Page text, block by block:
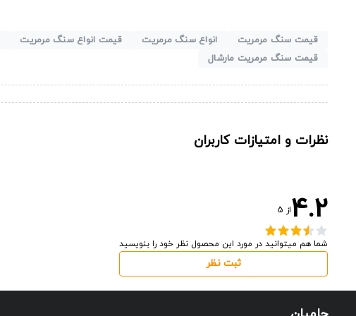
قیمت سنگ مرمریت انواع سنگ مرمریت قیمت انواع سنگ مرمریت
قیمت سنگ مرمریت مارشال
نظرات و امتیازات کاربران
4.2از
شما هم میتوانید در مورد این محصول نظر خود را بنویسید
ثبت نظر